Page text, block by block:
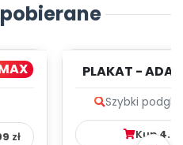
zł
PLAKAT -
Szybki
Kup